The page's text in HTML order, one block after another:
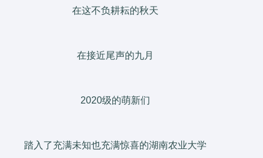
在这不负耕耘的秋天
在接近尾声的九月
2020级的萌新们
踏入了充满未知也充满惊喜的湖南农业大学